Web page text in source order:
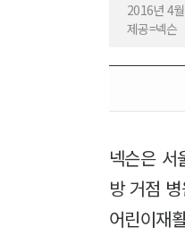
2016년 4
제공=넥슨
넥슨은
방 거점
어린이재